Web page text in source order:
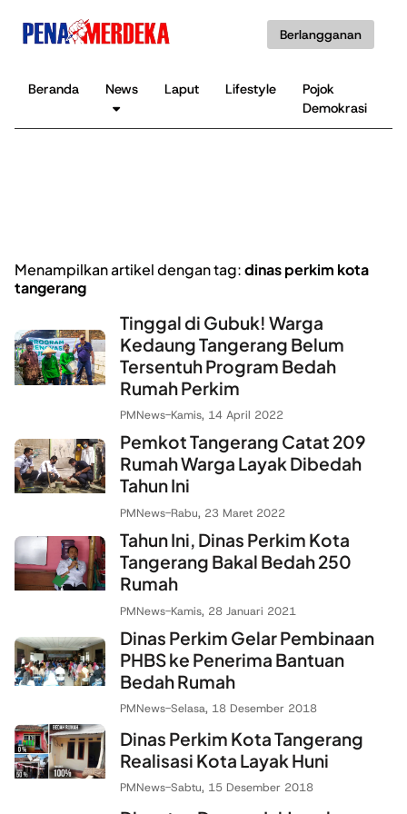
Berlangganan
Beranda News Laput Lifestyle
Pojok
Demokrasi
Menampilkan artikel dengan tag:dinas perkim kota
tangerang
Tinggal di Gubuk! Warga
Kedaung Tangerang Belum
Tersentuh Program Bedah
Rumah Perkim
PMNews-Kamis, 14 April 2022
Pemkot Tangerang Catat 209
Rumah Warga Layak Dibedah
Tahun Ini
PMNews-Rabu, 23 Maret 2022
Tahun Ini, Dinas Perkim Kota
Tangerang Bakal Bedah 250
Rumah
PMNews-Kamis, 28 Januari 2021
Dinas Perkim Gelar Pembinaan
PHBS ke Penerima Bantuan
Bedah Rumah
PMNews-Selasa, 18 Desember 2018
Dinas Perkim Kota Tangerang
Realisasi Kota Layak Huni
PMNews-Sabtu, 15 Desember 2018